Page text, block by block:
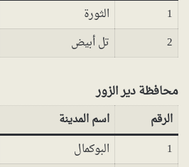
1 الثورة
2
تل أبيض
محافظة دير الزور
الرقم اسم المدينة
1
البوكمال